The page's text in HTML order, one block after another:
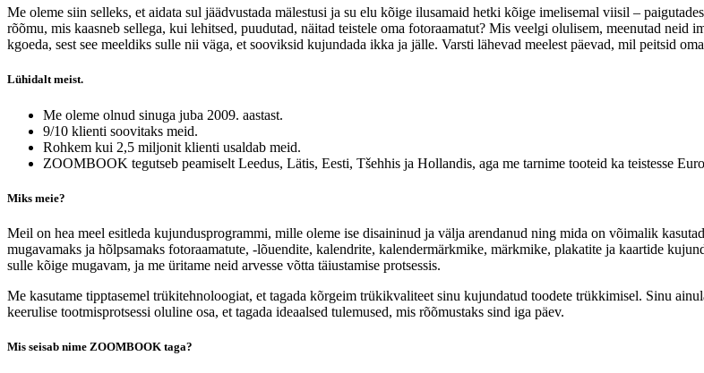
Me oleme siin selleks, et aidata sul jäädvustada mälestusi ja su elu kõige ilusamaid hetki kõige imelisemal viisil –
rõõmu, mis kaasneb sellega, kui lehitsed, puudutad, näitad teistele oma fotoraamatut? Mis veelgi olulisem, meenutad
kgoeda, sest see meeldiks sulle nii väga, et sooviksid kujundada ikka ja jälle. Varsti lähevad meelest päevad, mil peitsid
Lühidalt meist.
Me oleme olnud sinuga juba 2009. aastast.
9/10 klienti soovitaks meid.
Rohkem kui 2,5 miljonit klienti usaldab meid.
ZOOMBOOK tegutseb peamiselt Leedus, Lätis, Eesti, Tšehhis ja Hollandis, aga me tarnime tooteid ka teistesse
Miks meie?
Meil on hea meel esitleda kujundusprogrammi, mille oleme ise disaininud ja välja arendanud ning mida on võimalik
mugavamaks ja hõlpsamaks fotoraamatute, -lõuendite, kalendrite, kalendermärkmike, märkmike, plakatite ja kaartide
sulle kõige mugavam, ja me üritame neid arvesse võtta täiustamise protsessis.
Me kasutame tipptasemel trükitehnoloogiat, et tagada kõrgeim trükikvaliteet sinu kujundatud toodete trükkimisel. Sinu
keerulise tootmisprotsessi oluline osa, et tagada ideaalsed tulemused, mis rõõmustaks sind iga päev.
Mis seisab nime ZOOMBOOK taga?